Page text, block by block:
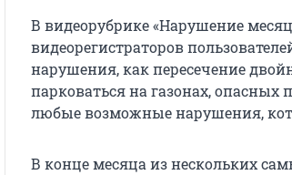
В видеорубрике «Нарушение
видеорегистраторов
нарушения, как пересечение
парковаться на газонах,
любые возможные нарушения,
В конце месяца из нескольких